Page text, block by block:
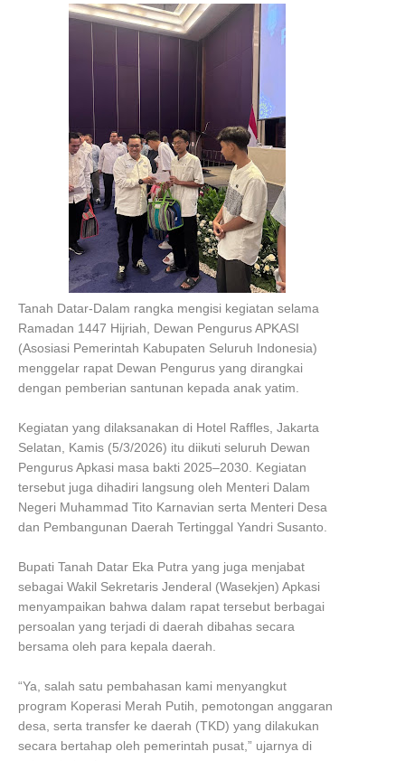
Tanah Datar-Dalam rangka mengisi kegiatan selama
Ramadan 1447 Hijriah, Dewan Pengurus APKASI
(Asosiasi Pemerintah Kabupaten Seluruh Indonesia)
menggelar rapat Dewan Pengurus yang dirangkai
dengan pemberian santunan kepada anak yatim.
Kegiatan yang dilaksanakan di Hotel Raffles, Jakarta
Selatan, Kamis (5/3/2026) itu diikuti seluruh Dewan
Pengurus Apkasi masa bakti 2025–2030. Kegiatan
tersebut juga dihadiri langsung oleh Menteri Dalam
Negeri Muhammad Tito Karnavian serta Menteri Desa
dan Pembangunan Daerah Tertinggal Yandri Susanto.
Bupati Tanah Datar Eka Putra yang juga menjabat
sebagai Wakil Sekretaris Jenderal (Wasekjen) Apkasi
menyampaikan bahwa dalam rapat tersebut berbagai
persoalan yang terjadi di daerah dibahas secara
bersama oleh para kepala daerah.
“Ya, salah satu pembahasan kami menyangkut
program Koperasi Merah Putih, pemotongan anggaran
desa, serta transfer ke daerah (TKD) yang dilakukan
secara bertahap oleh pemerintah pusat,” ujarnya di